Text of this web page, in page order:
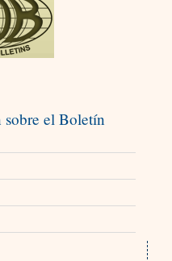
sobre el Boletín